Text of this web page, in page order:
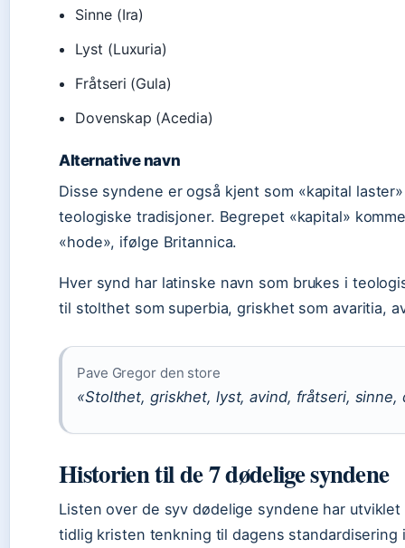
Sinne (Ira)
Lyst (Luxuria)
Fråtseri (Gula)
Dovenskap (Acedia)
Alternative navn
Disse syndene er også kjent som «kapital
teologiske tradisjoner. Begrepet «kapital»
«hode», ifølge Britannica.
Hver synd har latinske navn som brukes i
til stolthet som superbia, griskhet som avaritia,
Pave Gregor den store
«Stolthet, griskhet, lyst, avind, fråtseri, sinne,
Historien til de 7 dødelige syndene
Listen over de syv dødelige syndene har
tidlig kristen tenkning til dagens standardisering